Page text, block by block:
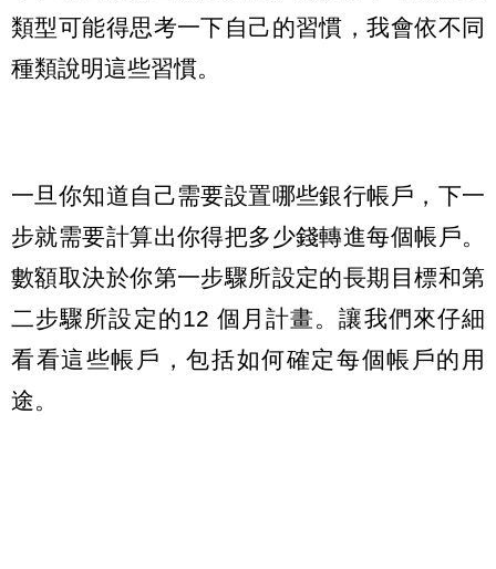
類型可能得思考一下自己的習慣，我會依不同
種類說明這些習慣。
一旦你知道自己需要設置哪些銀行帳戶，下一
步就需要計算出你得把多少錢轉進每個帳戶。
數額取決於你第一步驟所設定的長期目標和第
二步驟所設定的12 個月計畫。讓我們來仔細
看看這些帳戶，包括如何確定每個帳戶的用
途。